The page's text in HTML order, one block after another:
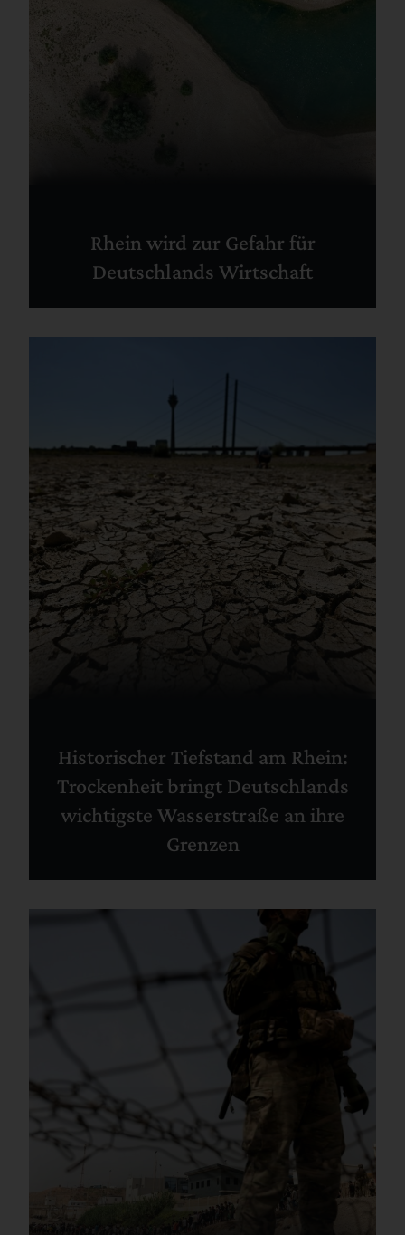
Rhein wird zur Gefahr für
Deutschlands Wirtschaft
Historischer Tiefstand am Rhein:
Trockenheit bringt Deutschlands
wichtigste Wasserstraße an ihre
Grenzen